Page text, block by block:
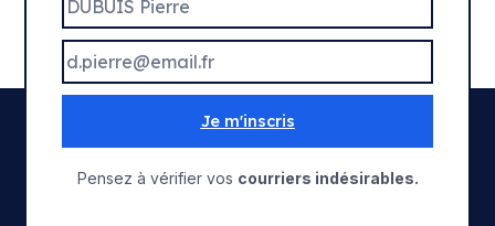
Je m'inscris
Pensez à vérifier vos courriers indésirables.